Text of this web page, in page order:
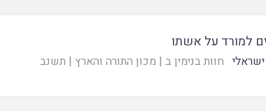
למורד על אשתו
חוות בנימין ב | מכון התורה והארץ | תשנב